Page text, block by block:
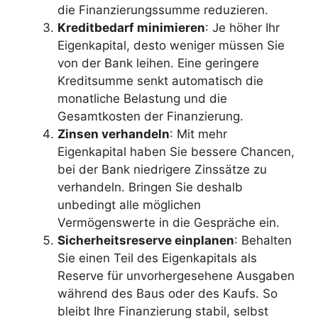
die Finanzierungssumme reduzieren.
Kreditbedarf minimieren: Je höher Ihr
Eigenkapital, desto weniger müssen Sie
von der Bank leihen. Eine geringere
Kreditsumme senkt automatisch die
monatliche Belastung und die
Gesamtkosten der Finanzierung.
Zinsen verhandeln: Mit mehr
Eigenkapital haben Sie bessere Chancen,
bei der Bank niedrigere Zinssätze zu
verhandeln. Bringen Sie deshalb
unbedingt alle möglichen
Vermögenswerte in die Gespräche ein.
Sicherheitsreserve einplanen: Behalten
Sie einen Teil des Eigenkapitals als
Reserve für unvorhergesehene Ausgaben
während des Baus oder des Kaufs. So
bleibt Ihre Finanzierung stabil, selbst